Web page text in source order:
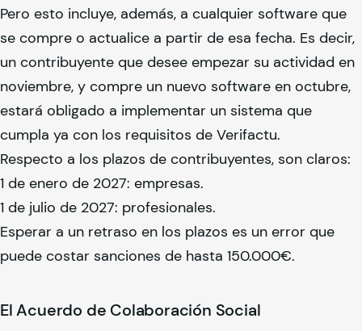
Pero esto incluye, además, a cualquier software que
se compre o actualice a partir de esa fecha. Es decir,
un contribuyente que desee empezar su actividad en
noviembre, y compre un nuevo software en octubre,
estará obligado a implementar un sistema que
cumpla ya con los requisitos de Verifactu.
Respecto a los plazos de contribuyentes, son claros:
1 de enero de 2027: empresas.
1 de julio de 2027: profesionales.
Esperar a un retraso en los plazos es un error que
puede costar sanciones de hasta 150.000€.
El Acuerdo de Colaboración Social